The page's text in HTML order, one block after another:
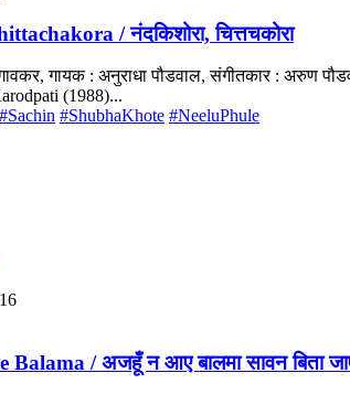
/ नंदकिशोरा, चित्तचकोरा
गायक : अनुराधा पौडवाल, संगीतकार : अरुण
(1988)...
#Sachin #ShubhaKhote #NeeluPhule
/ अजहूँ न आए बालमा सावन बिता